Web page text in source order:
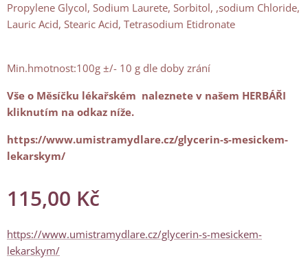
Propylene Glycol, Sodium Laurete, Sorbitol, ,sodium Chloride,
Lauric Acid, Stearic Acid, Tetrasodium Etidronate
Min.hmotnost:100g ±/- 10 g dle doby zrání
Vše o Měsíčku lékařském naleznete v našem HERBÁŘI
kliknutím na odkaz níže.
https://www.umistramydlare.cz/glycerin-s-mesickem-
lekarskym/
115,00 Kč
https://www.umistramydlare.cz/glycerin-s-mesickem-
lekarskym/